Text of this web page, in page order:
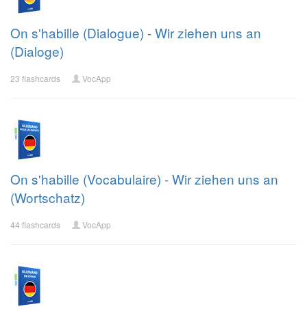
On s'habille (Dialogue) - Wir ziehen uns an
(Dialoge)
23 flashcards VocApp
On s'habille (Vocabulaire) - Wir ziehen uns an
(Wortschatz)
44 flashcards VocApp